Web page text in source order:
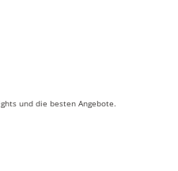
und die besten Angebote.